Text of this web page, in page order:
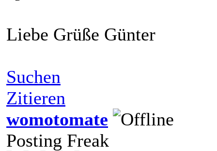
Liebe Grüße Günter
Suchen
Zitieren
womotomate
Posting Freak